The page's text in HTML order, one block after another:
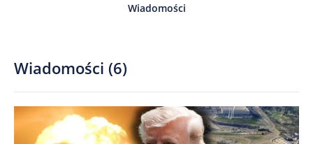
Wiadomości
Wiadomości (6)